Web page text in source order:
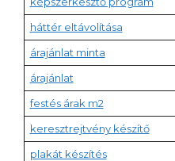
háttér eltávolítása
árajánlat minta
árajánlat
festés árak m2
keresztrejtvény készítő
plakát készítés